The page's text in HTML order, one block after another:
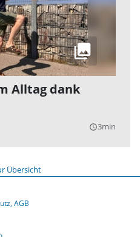
Alltag dank
query_builder3min
Übersicht
AGB